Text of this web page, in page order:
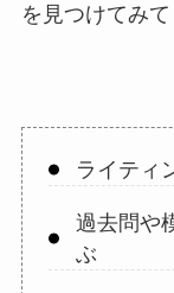
を見つけてみて
ライティ
過去問や
ぶ